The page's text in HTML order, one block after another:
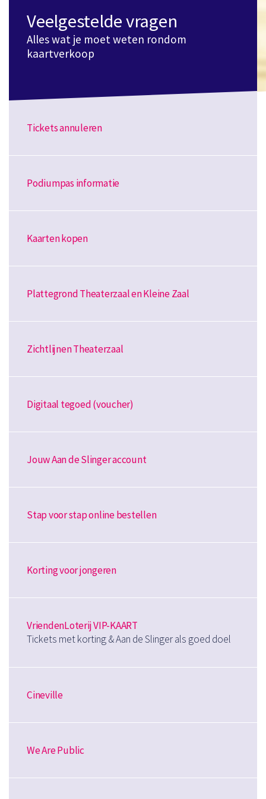
Veelgestelde vragen
Alles wat je moet weten rondom
kaartverkoop
Tickets annuleren
Podiumpas informatie
Kaarten kopen
Plattegrond Theaterzaal en Kleine Zaal
Zichtlijnen Theaterzaal
Digitaal tegoed (voucher)
Jouw Aan de Slinger account
Stap voor stap online bestellen
Korting voor jongeren
VriendenLoterij VIP-KAART
Tickets met korting & Aan de Slinger als goed doel
Cineville
We Are Public